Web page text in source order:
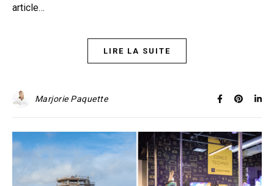
article…
LIRE LA SUITE
Marjorie Paquette